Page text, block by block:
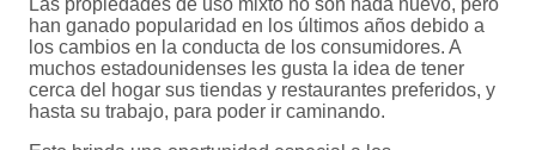
Las propiedades de uso mixto no son nada nuevo, pero
han ganado popularidad en los últimos años debido a
los cambios en la conducta de los consumidores. A
muchos estadounidenses les gusta la idea de tener
cerca del hogar sus tiendas y restaurantes preferidos, y
hasta su trabajo, para poder ir caminando.